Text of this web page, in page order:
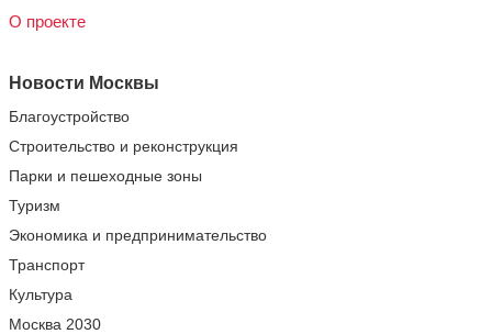
О проекте
Новости Москвы
Благоустройство
Строительство и реконструкция
Парки и пешеходные зоны
Туризм
Экономика и предпринимательство
Транспорт
Культура
Москва 2030